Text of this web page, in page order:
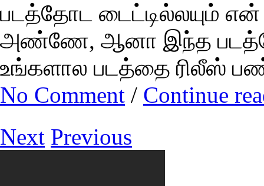
படத்தோட டைட்டில்லயும் என்
அண்ணே, ஆனா இந்த
உங்களால படத்தை ரிலீஸ்
No Comment / Continue
Next Previous